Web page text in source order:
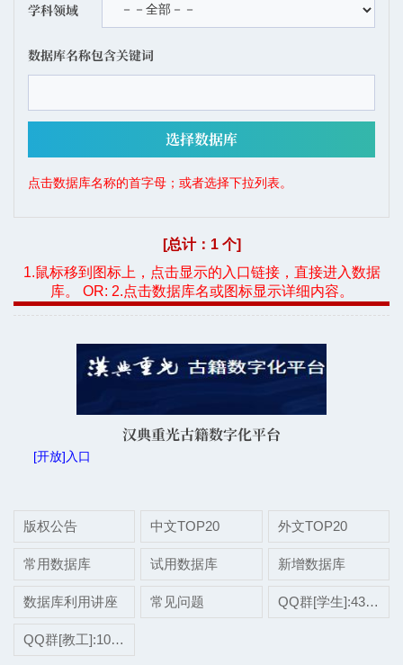
学科领域
数据库名称包含关键词
点击数据库名称的首字母；或者选择下拉列表。
[总计：1 个]
1.鼠标移到图标上，点击显示的入口链接，直接进入数据
库。 OR: 2.点击数据库名或图标显示详细内容。
汉典重光古籍数字化平台
[开放]入口
版权公告 中文TOP20 外文TOP20
常用数据库 试用数据库 新增数据库
数据库利用讲座 常见问题 QQ群[学生]:437507696
QQ群[教工]:1038697975